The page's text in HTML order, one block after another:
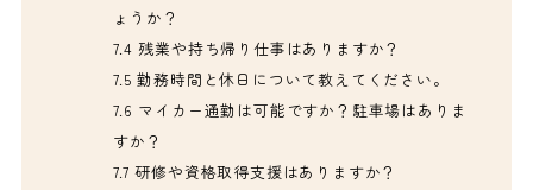
ょうか？
7.4 残業や持ち帰り仕事はありますか？
7.5 勤務時間と休日について教えてください。
7.6 マイカー通勤は可能ですか？駐車場はありま
すか？
7.7 研修や資格取得支援はありますか？